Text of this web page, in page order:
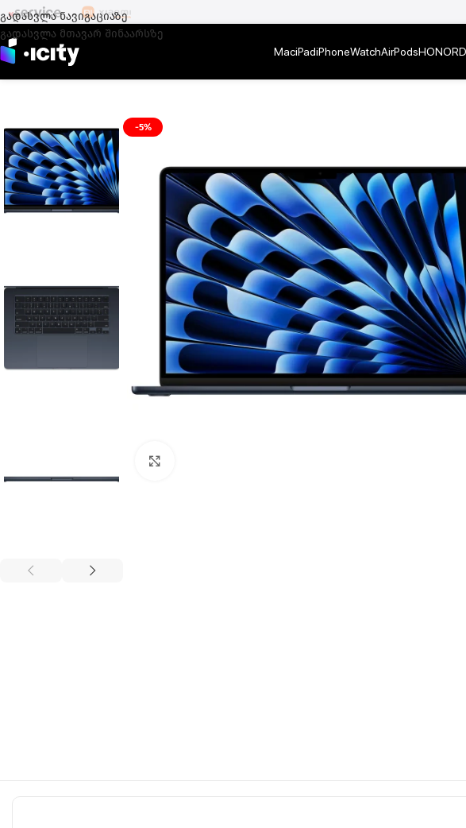
გადასვლა ნავიგაციაზე
გადასვლა მთავარ შინაარსზე
MaciPadiPhoneWatchAirPodsHONOR
-5%